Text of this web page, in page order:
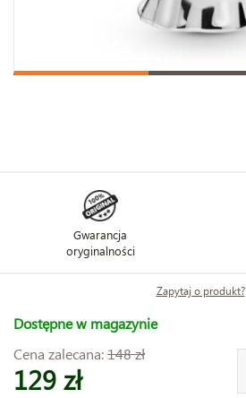
Gwarancja
oryginalności
Zapytaj o produkt?
Dostępne w magazynie
Cena zalecana:148 zł
129 zł